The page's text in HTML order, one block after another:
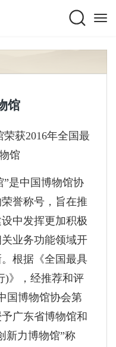
馆
获2016年全国最
馆
”是中国博物馆协
誉称号，旨在推
中发挥更加积极
业务功能领域开
根据《全国最具
)》，经推荐和评
国博物馆协会第
广东省博物馆和
新力博物馆”称